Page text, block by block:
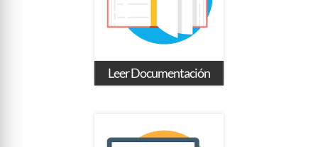
Leer Documentación